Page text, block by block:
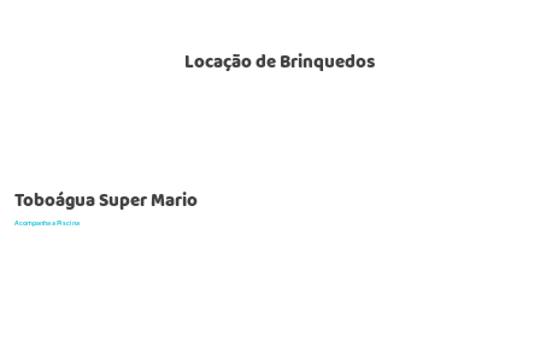
Locação de Brinquedos
Toboágua Super Mario
Acompanha a Piscina